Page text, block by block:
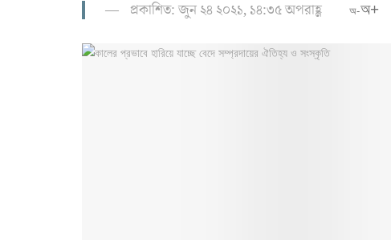
প্রকাশিত: জুন ২৪ ২০২১, ১৪:৩৫ অপরাহ্ণ অ-অ+